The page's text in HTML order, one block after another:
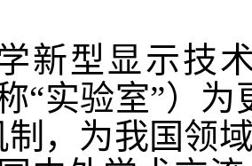
学新型显示技
“实验室”）
制，为我国领